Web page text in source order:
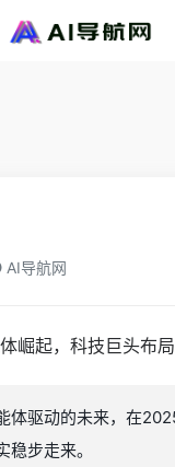
AI导航网
崛起，科技巨头布局
体驱动的未来，在
稳步走来。